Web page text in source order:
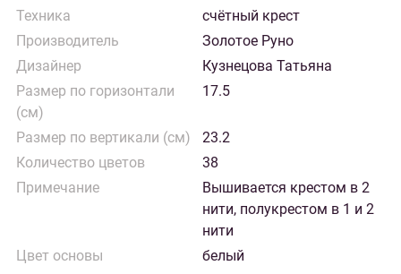
Техника
счётный крест
Производитель
Золотое Руно
Дизайнер
Кузнецова Татьяна
Размер по горизонтали
(см)
17.5
Размер по вертикали (см)
23.2
Количество цветов
38
Примечание
Вышивается крестом в 2
нити, полукрестом в 1 и 2
нити
Цвет основы
белый